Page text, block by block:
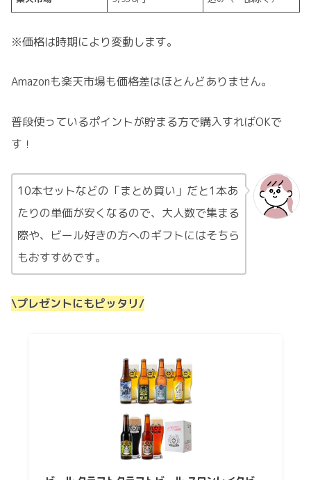
※価格は時期により変動します。
Amazonも楽天市場も価格差はほとんどありません。
普段使っているポイントが貯まる方で購入すればOKで
す！
10本セットなどの「まとめ買い」だと1本あ
たりの単価が安くなるので、大人数で集まる
際や、ビール好きの方へのギフトにはそちら
もおすすめです。
\プレゼントにもピッタリ/